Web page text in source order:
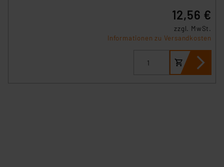
12,56 €
zzgl. MwSt.
Informationen zu Versandkosten